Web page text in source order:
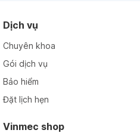
Dịch vụ
Chuyên khoa
Gói dịch vụ
Bảo hiểm
Đặt lịch hẹn
Vinmec shop